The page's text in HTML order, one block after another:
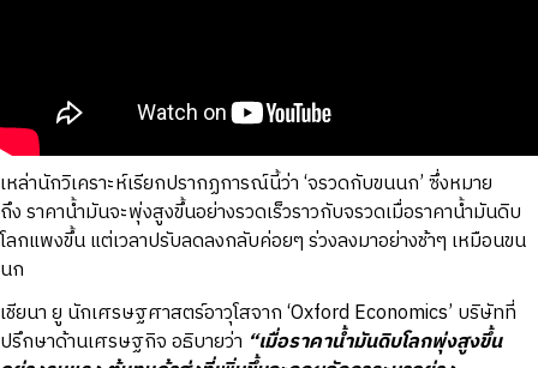
เหล่านักวิเคราะห์เรียกปรากฏการณ์นี้ว่า ‘จรวดกับขนนก’ ซึ่งหมาย
ถึง ราคาน้ำมันจะพุ่งสูงขึ้นอย่างรวดเร็วราวกับจรวดเมื่อราคาน้ำมันดิบ
โลกแพงขึ้น แต่เวลาปรับลดลงกลับค่อยๆ ร่วงลงมาอย่างช้าๆ เหมือนขน
นก
เชียนา ยู นักเศรษฐศาสตร์อาวุโสจาก ‘Oxford Economics’ บริษัทที่
ปรึกษาด้านเศรษฐกิจ อธิบายว่า “เมื่อราคาน้ำมันดิบโลกพุ่งสูงขึ้น